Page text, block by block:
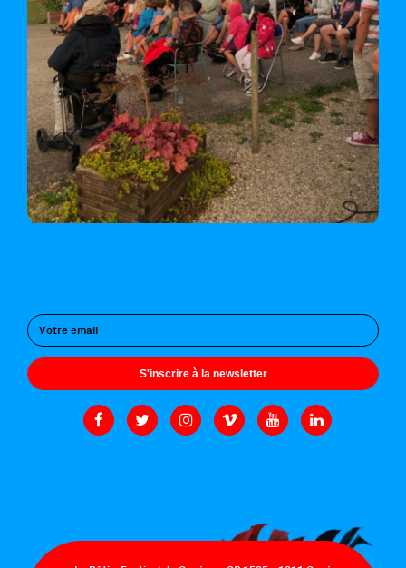
S'inscrire à la newsletter